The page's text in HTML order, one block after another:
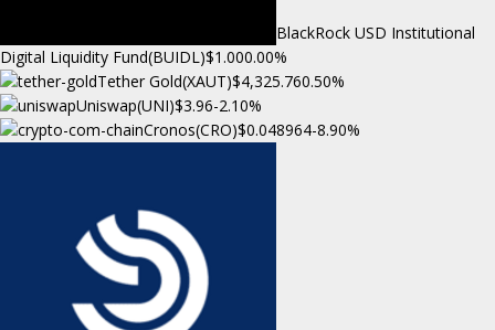
BlackRock USD Institutional
Digital Liquidity Fund(BUIDL)$1.000.00%
Tether Gold(XAUT)$4,325.760.50%
Uniswap(UNI)$3.96-2.10%
Cronos(CRO)$0.048964-8.90%